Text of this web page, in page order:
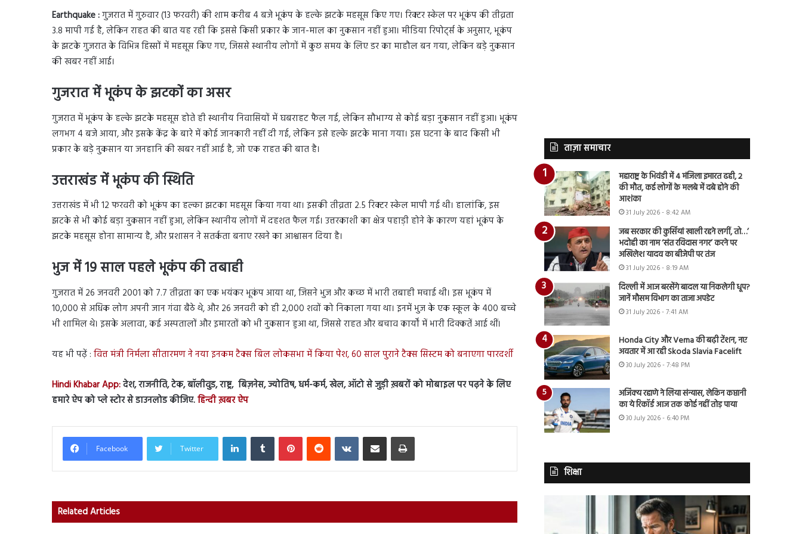
Earthquake :गुजरात में गुरुवार (13 फरवरी) की शाम करीब 4 बजे भूकंप के हल्के झटके महसूस किए गए। रिक्टर स्केल पर भूकंप की तीव्रता
3.8 मापी गई है, लेकिन राहत की बात यह रही कि इससे किसी प्रकार के जान-माल का नुकसान नहीं हुआ। मीडिया रिपोर्ट्स के अनुसार, भूकंप
के झटके गुजरात के विभिन्न हिस्सों में महसूस किए गए, जिससे स्थानीय लोगों में कुछ समय के लिए डर का माहौल बन गया, लेकिन बड़े नुकसान
की खबर नहीं आई।
गुजरात में भूकंप के झटकों का असर
गुजरात में भूकंप के हल्के झटके महसूस होते ही स्थानीय निवासियों में घबराहट फैल गई, लेकिन सौभाग्य से कोई बड़ा नुकसान नहीं हुआ। भूकंप
लगभग 4 बजे आया, और इसके केंद्र के बारे में कोई जानकारी नहीं दी गई, लेकिन इसे हल्के झटके माना गया। इस घटना के बाद किसी भी
प्रकार के बड़े नुकसान या जनहानि की खबर नहीं आई है, जो एक राहत की बात है।
उत्तराखंड में भूकंप की स्थिति
उत्तराखंड में भी 12 फरवरी को भूकंप का हल्का झटका महसूस किया गया था। इसकी तीव्रता 2.5 रिक्टर स्केल मापी गई थी। हालांकि, इस
झटके से भी कोई बड़ा नुकसान नहीं हुआ, लेकिन स्थानीय लोगों में दहशत फैल गई। उत्तरकाशी का क्षेत्र पहाड़ी होने के कारण यहां भूकंप के
झटके महसूस होना सामान्य है, और प्रशासन ने सतर्कता बनाए रखने का आश्वासन दिया है।
भुज में 19 साल पहले भूकंप की तबाही
गुजरात में 26 जनवरी 2001 को 7.7 तीव्रता का एक भयंकर भूकंप आया था, जिसने भुज और कच्छ में भारी तबाही मचाई थी। इस भूकंप में
10,000 से अधिक लोग अपनी जान गंवा बैठे थे, और 26 जनवरी को ही 2,000 शवों को निकाला गया था। इनमें भुज के एक स्कूल के 400 बच्चे
भी शामिल थे। इसके अलावा, कई अस्पतालों और इमारतों को भी नुकसान हुआ था, जिससे राहत और बचाव कार्यों में भारी दिक्कतें आई थीं।
यह भी पढ़ें : वित्त मंत्री निर्मला सीतारमण ने नया इनकम टैक्स बिल लोकसभा में किया पेश, 60 साल पुराने टैक्स सिस्टम को बनाएगा पारदर्शी
Hindi Khabar App:देश, राजनीति, टेक, बॉलीवुड, राष्ट्र, बिज़नेस, ज्योतिष, धर्म-कर्म, खेल, ऑटो से जुड़ी ख़बरों को मोबाइल पर पढ़ने के लिए
हमारे ऐप को प्ले स्टोर से डाउनलोड कीजिए.हिन्दी ख़बर ऐप
Facebook Twitter
LinkedInTumblr PinterestReddit VKontakteShare via Email Print
Related Articles
ताज़ा समाचार
महाराष्ट्र के भिवंडी में 4 मंजिला इमारत ढही, 2
की मौत, कई लोगों के मलबे में दबे होने की
आशंका
31 July 2026 - 8:42 AM
जब सरकार की कुर्सियां खाली रहने लगीं, तो…’
भदोही का नाम ‘संत रविदास नगर’ करने पर
अखिलेश यादव का बीजेपी पर तंज
31 July 2026 - 8:19 AM
दिल्ली में आज बरसेंगे बादल या निकलेगी धूप?
जानें मौसम विभाग का ताजा अपडेट
31 July 2026 - 7:41 AM
Honda City और Verna की बढ़ी टेंशन, नए
अवतार में आ रही Skoda Slavia Facelift
30 July 2026 - 7:48 PM
अजिंक्य रहाणे ने लिया संन्यास, लेकिन कप्तानी
का ये रिकॉर्ड आज तक कोई नहीं तोड़ पाया
30 July 2026 - 6:40 PM
शिक्षा